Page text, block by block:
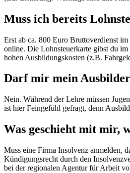
Muss ich bereits
Erst ab ca. 800 Euro Bruttoverdienst
online. Die Lohnsteuerkarte gibst du
hohen Ausbildungskosten (z.B.
Darf mir mein
Nein. Während der Lehre müssen
ist hier Feingefühl gefragt, denn
Was geschieht mit mir,
Muss eine Firma Insolvenz anmelden,
Kündigungsrecht durch den
bei der regionalen Agentur für Arbeit